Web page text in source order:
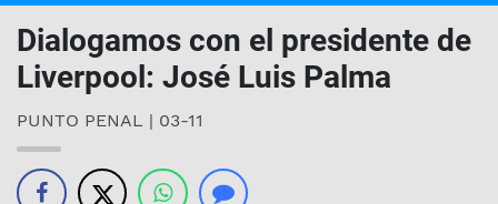
Dialogamos con el presidente de
Liverpool: José Luis Palma
PUNTO PENAL | 03-11